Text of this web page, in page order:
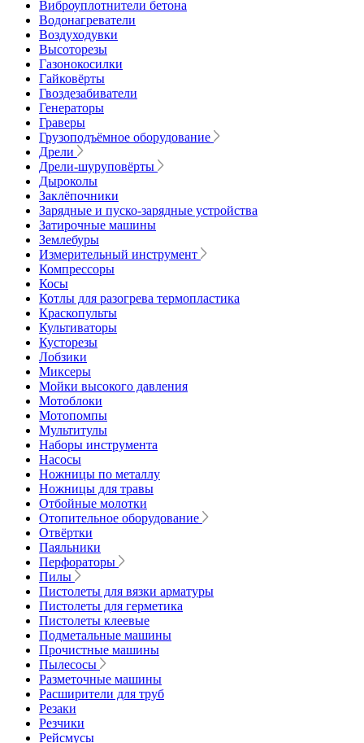
Виброуплотнители бетона
Водонагреватели
Воздуходувки
Высоторезы
Газонокосилки
Гайковёрты
Гвоздезабиватели
Генераторы
Граверы
Грузоподъёмное оборудование
Дрели
Дрели-шуруповёрты
Дыроколы
Заклёпочники
Зарядные и пуско-зарядные устройства
Затирочные машины
Землебуры
Измерительный инструмент
Компрессоры
Косы
Котлы для разогрева термопластика
Краскопульты
Культиваторы
Кусторезы
Лобзики
Миксеры
Мойки высокого давления
Мотоблоки
Мотопомпы
Мультитулы
Наборы инструмента
Насосы
Ножницы по металлу
Ножницы для травы
Отбойные молотки
Отопительное оборудование
Отвёртки
Паяльники
Перфораторы
Пилы
Пистолеты для вязки арматуры
Пистолеты для герметика
Пистолеты клеевые
Подметальные машины
Прочистные машины
Пылесосы
Разметочные машины
Расширители для труб
Резаки
Резчики
Рейсмусы